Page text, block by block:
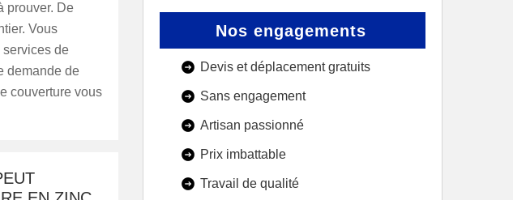
prouver. De
Vous
services de
demande de
couverture vous
Nos engagements
Devis et déplacement gratuits
Sans engagement
Artisan passionné
Prix imbattable
Travail de qualité